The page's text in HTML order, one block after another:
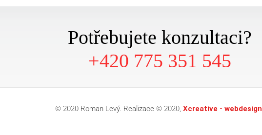
Potřebujete konzultaci?
+420 775 351 545
© 2020 Roman Levý. Realizace © 2020, Xcreative - webdesign